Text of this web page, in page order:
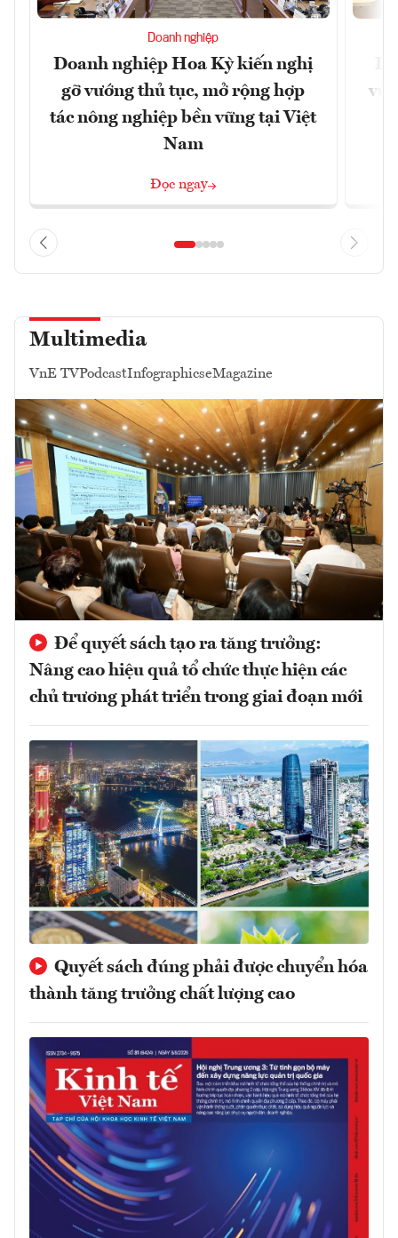
Doanh nghiệp
Doanh nghiệp Hoa Kỳ kiến nghị
gỡ vướng thủ tục, mở rộng hợp
tác nông nghiệp bền vững tại Việt
Nam
Đọc ngay
Multimedia
VnE TVPodcastInfographicseMagazine
Để quyết sách tạo ra tăng trưởng:
Nâng cao hiệu quả tổ chức thực hiện các
chủ trương phát triển trong giai đoạn mới
Quyết sách đúng phải được chuyển hóa
thành tăng trưởng chất lượng cao